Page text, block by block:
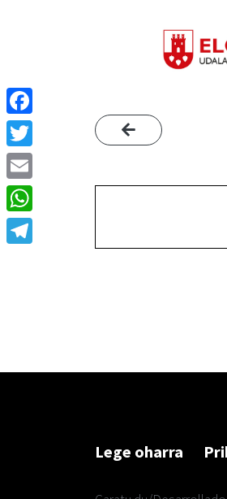
Lege oharra
Facebook
Twitter
Email
WhatsApp